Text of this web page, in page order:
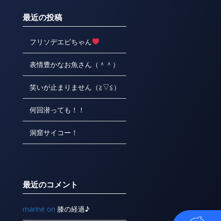
最近の投稿
フリソデエビちゃん
表情豊かなお魚さん（＾＾）
笑いが止まりません（≧▽≦）
何回潜っても！！
洞窟サイコー！
最近のコメント
marine on 膝の経過♪